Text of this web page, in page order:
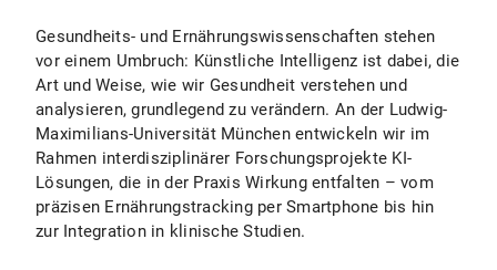
Gesundheits- und Ernährungswissenschaften stehen
vor einem Umbruch: Künstliche Intelligenz ist dabei, die
Art und Weise, wie wir Gesundheit verstehen und
analysieren, grundlegend zu verändern. An der Ludwig-
Maximilians-Universität München entwickeln wir im
Rahmen interdisziplinärer Forschungsprojekte KI-
Lösungen, die in der Praxis Wirkung entfalten – vom
präzisen Ernährungstracking per Smartphone bis hin
zur Integration in klinische Studien.